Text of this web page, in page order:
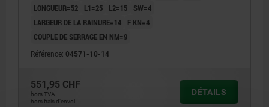
LONGUEUR=52
L1=25 L2=15
SW=4
LARGEUR DE LA RAINURE=14
F KN=4
COUPLE DE SERRAGE EN NM=9
Référence: 04571-10-14
551,95 CHF
hors TVA
hors frais d’envoi
DÉTAILS